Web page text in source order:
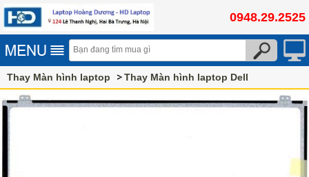
0948.29.2525
Thay Màn hình laptop Thay Màn hình laptop Dell